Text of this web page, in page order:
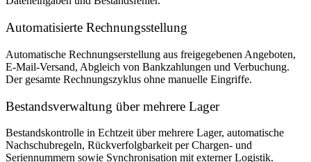
Automatisierte Rechnungsstellung
Automatische Rechnungserstellung aus freigegebenen Angeboten,
E-Mail-Versand, Abgleich von Bankzahlungen und Verbuchung.
Der gesamte Rechnungszyklus ohne manuelle Eingriffe.
Bestandsverwaltung über mehrere Lager
Bestandskontrolle in Echtzeit über mehrere Lager, automatische
Nachschubregeln, Rückverfolgbarkeit per Chargen- und
Seriennummern sowie Synchronisation mit externer Logistik.